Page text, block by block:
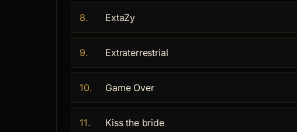
8. ExtaZy
9. Extraterrestrial
10. Game Over
11. Kiss the bride